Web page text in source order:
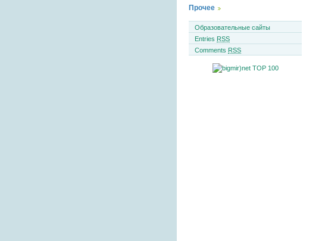
Прочее
Образовательные сайты
Entries RSS
Comments RSS